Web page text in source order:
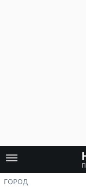
ГОРОД